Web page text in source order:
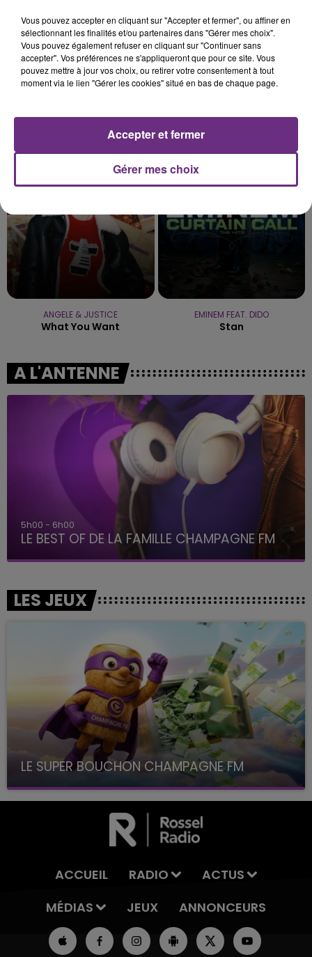
I'm Not The Only One
ANGELE & JUSTICE
What You Want
18h38
18h38
EMINEM FEAT. DIDO
Stan
A L'ANTENNE
5h00 - 6h00
LE BEST OF DE LA FAMILLE CHAMPAGNE FM
LES JEUX
LE SUPER BOUCHON CHAMPAGNE FM
avec La Famille Champagne FM, à 8H10
ACCUEIL RADIO
ACTUS
MÉDIAS
JEUX ANNONCEURS
Vous pouvez accepter en cliquant sur "Accepter et fermer", ou affiner en
sélectionnant les finalités et/ou partenaires dans "Gérer mes choix".
Vous pouvez également refuser en cliquant sur "Continuer sans
accepter". Vos préférences ne s'appliqueront que pour ce site. Vous
pouvez mettre à jour vos choix, ou retirer votre consentement à tout
moment via le lien "Gérer les cookies" situé en bas de chaque page.
Gérer mes choix
Accepter et fermer